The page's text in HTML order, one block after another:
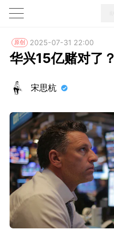
1X
原创 2025-07-31 22:00
华兴15亿赌对了？
宋思杭